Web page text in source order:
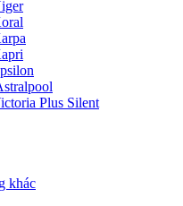
Plus Silent
khác